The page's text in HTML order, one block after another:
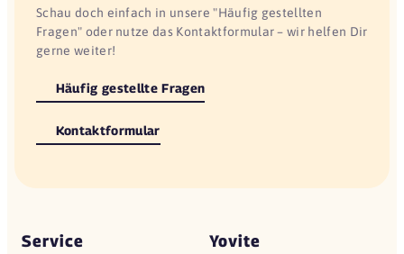
Schau doch einfach in unsere "Häufig gestellten
Fragen" oder nutze das Kontaktformular – wir helfen Dir
gerne weiter!
Häufig gestellte Fragen
Kontaktformular
Service Yovite